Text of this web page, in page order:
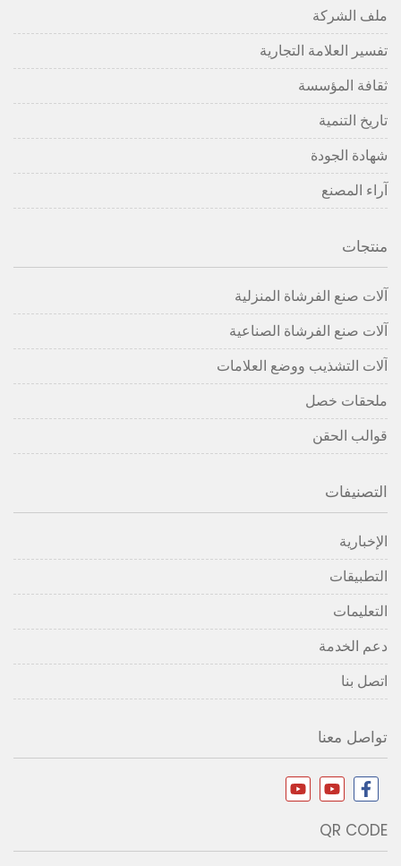
ملف الشركة
تفسير العلامة التجارية
ثقافة المؤسسة
تاريخ التنمية
شهادة الجودة
آراء المصنع
منتجات
آلات صنع الفرشاة المنزلية
آلات صنع الفرشاة الصناعية
آلات التشذيب ووضع العلامات
ملحقات خصل
قوالب الحقن
التصنيفات
الإخبارية
التطبيقات
التعليمات
دعم الخدمة
اتصل بنا
تواصل معنا
QR CODE